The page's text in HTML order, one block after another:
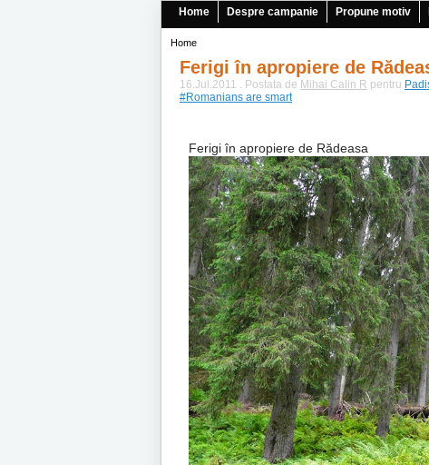
Home Despre campanie Propune motiv
Home
Ferigi în apropiere de
16.Jul.2011 . Postata de Mihai Calin R pentru
#Romanians are smart
Ferigi în apropiere de Rădeasa